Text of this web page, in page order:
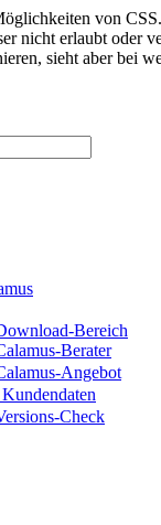
von
nicht erlaubt oder
sieht aber bei
Bereich
Berater
Angebot
Check